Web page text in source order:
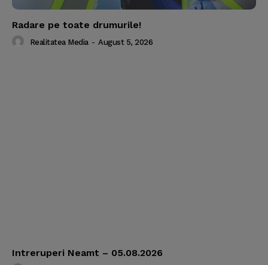
Radare pe toate drumurile!
Realitatea Media - August 5, 2026
Intreruperi Neamt – 05.08.2026